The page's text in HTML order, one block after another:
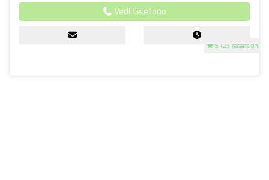
5 (23 recensioni)
Vedi telefono